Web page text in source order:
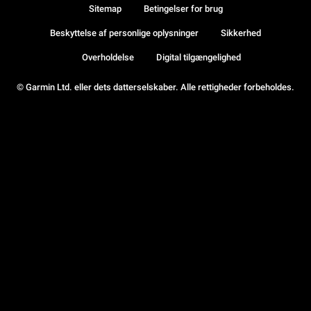
© Garmin Ltd. eller dets datterselskaber. Alle rettigheder forbeholdes.
Sitemap Betingelser for brug
Beskyttelse af personlige oplysninger Sikkerhed
Overholdelse Digital tilgængelighed